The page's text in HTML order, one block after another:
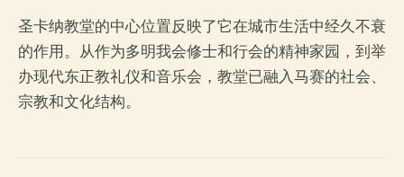
圣卡纳教堂的中心位置反映了它在城市生活中经久不衰
的作用。从作为多明我会修士和行会的精神家园，到举
办现代东正教礼仪和音乐会，教堂已融入马赛的社会、
宗教和文化结构。